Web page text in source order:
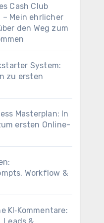
Cash Club
Mein ehrlicher
den Weg zum
System:
zu ersten
Masterplan: In
ersten Online-
Workflow &
KI‑Kommentare:
Leads &